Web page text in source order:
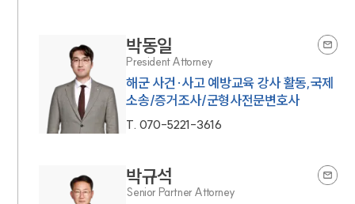
박동일
President Attorney
해군 사건·사고 예방교육 강사 활동,국제
소송/증거조사/군형사전문변호사
T. 070-5221-3616
박규석
Senior Partner Attorney